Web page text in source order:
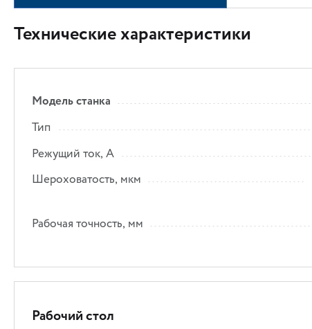
Технические характеристики
Модель станка
Тип
Режущий ток, А
Шероховатость, мкм
Рабочая точность, мм
Рабочий стол